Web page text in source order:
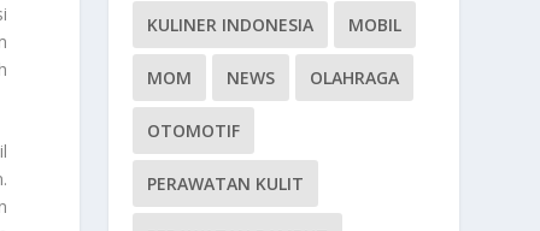
KULINER INDONESIA MOBIL
MOM NEWS OLAHRAGA
OTOMOTIF
PERAWATAN KULIT